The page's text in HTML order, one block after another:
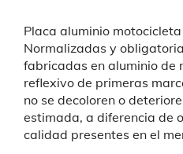
Placa aluminio
Normalizadas y
fabricadas en aluminio de
reflexivo de primeras
no se decoloren o
estimada, a diferencia de
calidad presentes en el